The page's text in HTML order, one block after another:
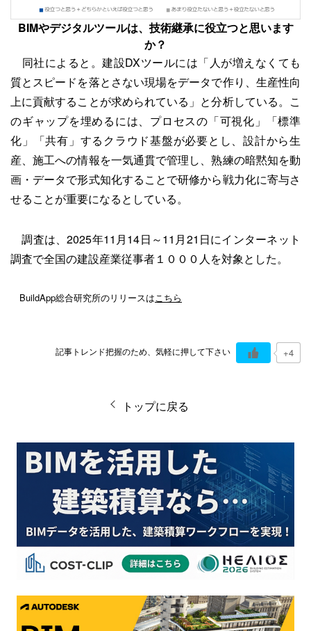
BIMやデジタルツールは、技術継承に役立つと思います
か？
同社によると。建設DXツールには「人が増えなくても
質とスピードを落とさない現場をデータで作り、生産性向
上に貢献することが求められている」と分析している。こ
のギャップを埋めるには、プロセスの「可視化」「標準
化」「共有」するクラウド基盤が必要とし、設計から生
産、施工への情報を一気通貫で管理し、熟練の暗黙知を動
画・データで形式知化することで研修から戦力化に寄与さ
せることが重要になるとしている。
調査は、2025年11月14日～11月21日にインターネット
調査で全国の建設産業従事者１０００人を対象とした。
BuildApp総合研究所のリリースはこちら
記事トレンド把握のため、気軽に押して下さい +4
トップに戻る